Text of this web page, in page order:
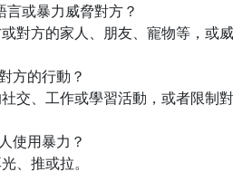
或暴力威脅對方？
對方的家人、朋友、寵物等，或
方的行動？
交、工作或學習活動，或者限制
使用暴力？
、推或拉。